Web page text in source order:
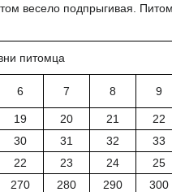
весело подпрыгивая.
питомца
6 7 8 9
19 20 21 22
30 31 32 33
22 23 24 25
270 280 290 300